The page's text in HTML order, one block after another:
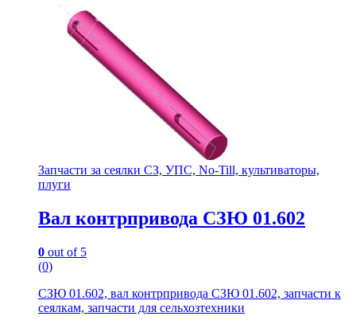
Запчасти за сеялки СЗ, УПС, No-Till, культиваторы,
плуги
Вал контрпривода СЗЮ 01.602
0 out of 5
(0)
СЗЮ 01.602, вал контрпривода СЗЮ 01.602, запчасти к
сеялкам, запчасти для сельхозтехники